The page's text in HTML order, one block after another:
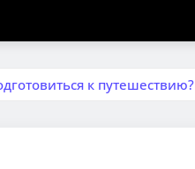
к путешествию?